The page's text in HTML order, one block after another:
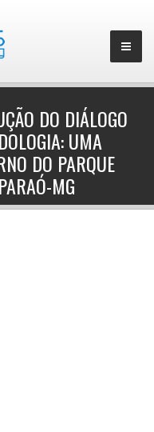
DO DIÁLOGO
UMA
DO PARQUE
MG